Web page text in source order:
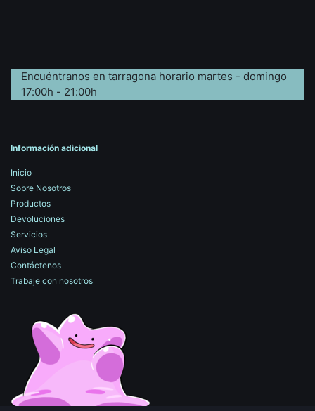
Encuéntranos en tarragona horario martes - domingo
17:00h - 21:00h
Información adicional
Inicio
Sobre Nosotros
Productos
Devoluciones
Servicios
Aviso Legal
Contáctenos
Trabaje con nosotros